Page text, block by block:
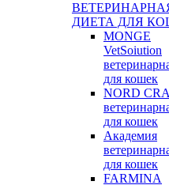
ДИЕТА ДЛЯ
MONGE
VetSoiution
для кошек
NORD
для кошек
Академия
для кошек
FARMINA